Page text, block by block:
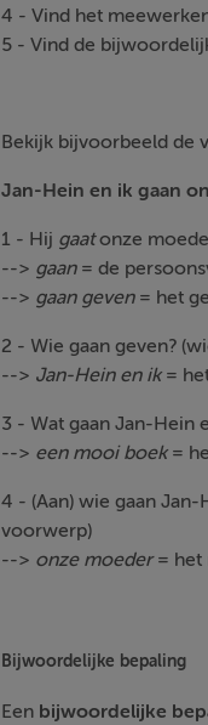
4 - Vind het
5 - Vind de
Bekijk bijvoorbeeld de
Jan-Hein en ik gaan
1 - Hij gaatonze
--> gaan= de
--> gaan geven= het
2 - Wie gaan geven?
--> Jan-Hein en ik=
3 - Wat gaan Jan-Hein
--> een mooi boek=
4 - (Aan) wie gaan
voorwerp)
--> onze moeder= het
Bijwoordelijke bepaling
Een bijwoordelijke